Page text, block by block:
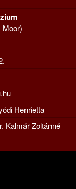
Henrietta
Kalmár Zoltánné